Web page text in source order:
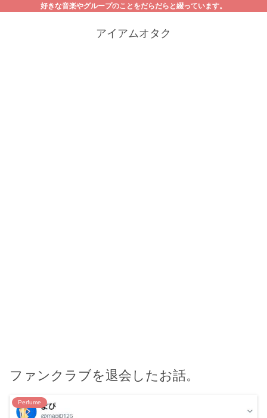
好きな音楽やグループのことをだらだらと綴っています。
アイアムオタク
ファンクラブを退会したお話。
Perfume